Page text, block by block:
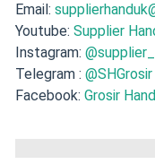
Email:
Youtube: Supplier
Instagram:
Telegram : @SHGrosir
Facebook: Grosir